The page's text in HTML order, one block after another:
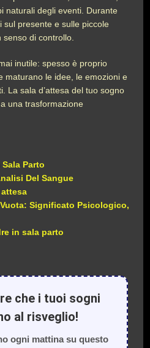
naturali degli eventi. Durante
presente e sulle piccole
di controllo.
inutile: spesso è proprio
maturano le idee, le emozioni e
La sala d’attesa del tuo sogno
una trasformazione
Parto
Del Sangue
Significato Psicologico,
in sala parto
che i tuoi sogni
al risveglio!
ogni mattina su questo